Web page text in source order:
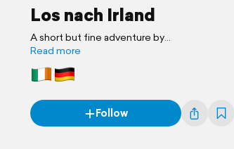
Los nach Irland
A short but fine adventure by
MEINFOTOMANN
Read more
Follow